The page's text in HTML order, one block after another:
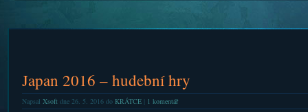
Japan 2016 – hudební hry
Napsal Xsoftdne 26. 5. 2016 do KRÁTCE| 1 komentář